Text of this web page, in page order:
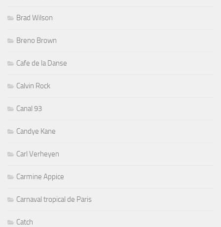
Brad Wilson
Breno Brown
Cafe de la Danse
Calvin Rock
Canal 93
Candye Kane
Carl Verheyen
Carmine Appice
Carnaval tropical de Paris
Catch